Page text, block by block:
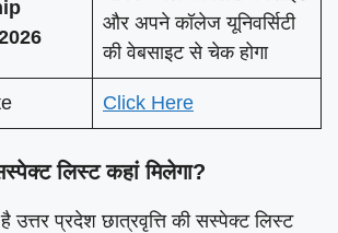
और अपने कॉलेज यूनिवर्सिटी
की वेबसाइट से चेक होगा
Click Here
लिस्ट कहां मिलेगा?
उत्तर प्रदेश छात्रवृत्ति की सस्पेक्ट लिस्ट